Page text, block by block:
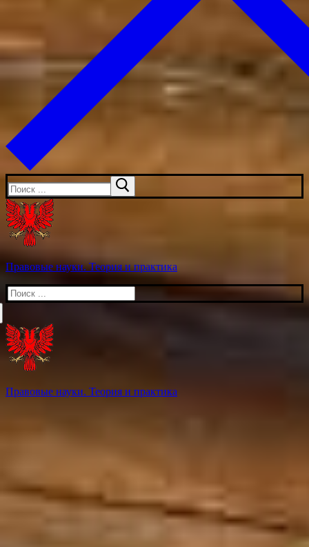
Искать:
Правовые науки. Теория и практика
Искать:
Правовые науки. Теория и практика